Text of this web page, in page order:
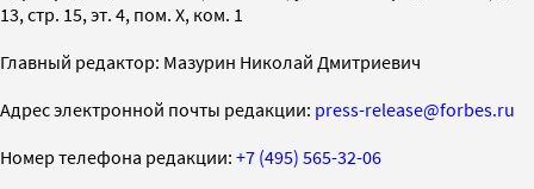
13, стр. 15, эт. 4, пом. X, ком. 1
Главный редактор: Мазурин Николай Дмитриевич
Адрес электронной почты редакции: press-release@forbes.ru
Номер телефона редакции: +7 (495) 565-32-06